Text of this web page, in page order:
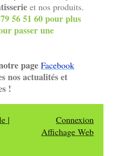
et nos produits.
56 51 60 pour plus
passer une
page Facebook
nos actualités et
!
|
Connexion
Affichage Web